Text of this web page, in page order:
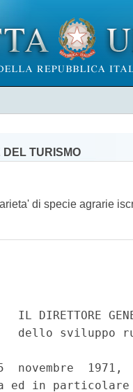
DEL TURISMO
di specie agrarie